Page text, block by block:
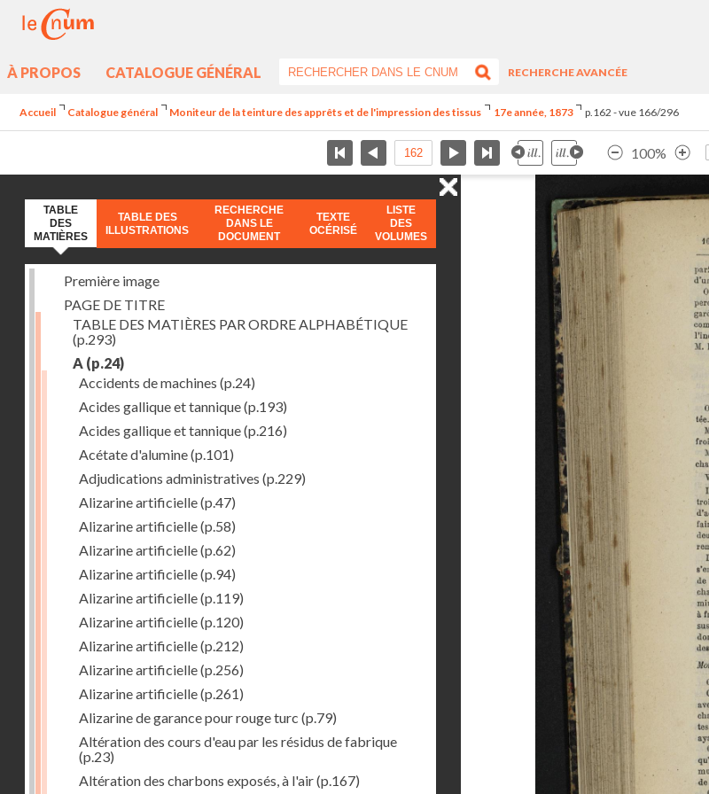
À PROPOS CATALOGUE GÉNÉRAL
RECHERCHE AVANCÉE
Accueil Catalogue général Moniteur de la teinture des apprêts et de l'impression des tissus 17e année, 1873 p.162 - vue 166/296
100%
TABLE
DES
MATIÈRES
TABLE DES
ILLUSTRATIONS
RECHERCHE
DANS LE
DOCUMENT
TEXTE
OCÉRISÉ
LISTE
DES
VOLUMES
Première image
PAGE DE TITRE
TABLE DES MATIÈRES PAR ORDRE ALPHABÉTIQUE
(p.293)
A (p.24)
Accidents de machines (p.24)
Acides gallique et tannique(p.193)
Acides gallique et tannique(p.216)
Acétate d'alumine(p.101)
Adjudications administratives (p.229)
Alizarine artificielle(p.47)
Alizarine artificielle(p.58)
Alizarine artificielle(p.62)
Alizarine artificielle(p.94)
Alizarine artificielle(p.119)
Alizarine artificielle(p.120)
Alizarine artificielle(p.212)
Alizarine artificielle(p.256)
Alizarine artificielle(p.261)
Alizarine de garance pour rouge turc (p.79)
Altération des cours d'eau par les résidus de fabrique
(p.23)
Altération des charbons exposés, à l'air(p.167)